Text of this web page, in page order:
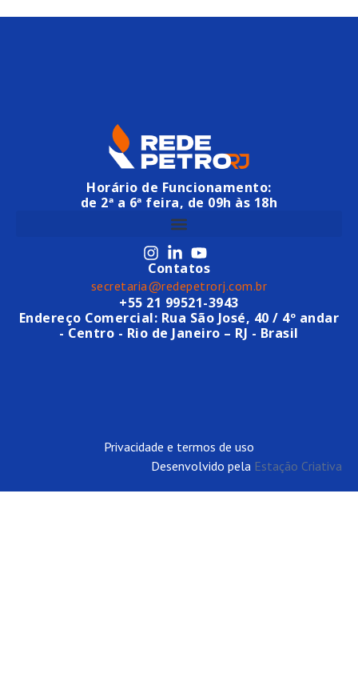
Horário de Funcionamento:
de 2ª a 6ª feira, de 09h às 18h
Contatos
secretaria@redepetrorj.com.br
+55 21 99521-3943
Endereço Comercial: Rua São José, 40 / 4º andar
- Centro - Rio de Janeiro – RJ - Brasil
Privacidade e termos de uso
Desenvolvido pela Estação Criativa